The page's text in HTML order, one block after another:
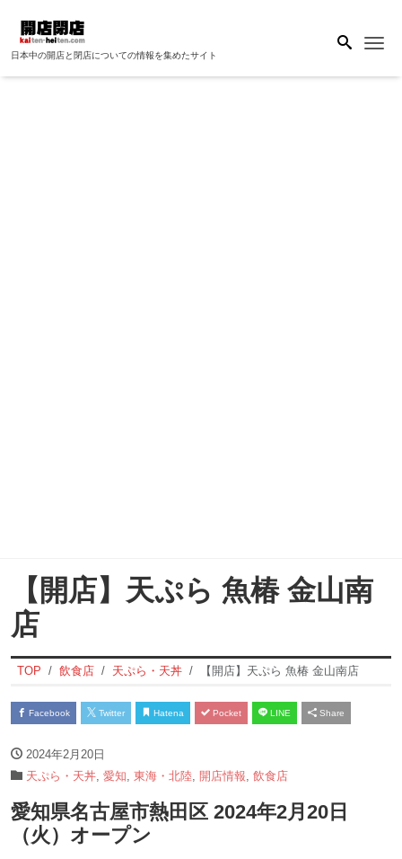
日本中の開店と閉店についての情報を集めたサイト
【開店】天ぷら 魚椿 金山南
店
TOP 飲食店 天ぷら・天丼 【開店】天ぷら 魚椿 金山南店
Facebook Twitter Hatena Pocket LINE Share
2024年2月20日
天ぷら・天丼 愛知 東海・北陸 開店情報 飲食店
愛知県名古屋市熱田区 2024年2月20日
（火）オープン